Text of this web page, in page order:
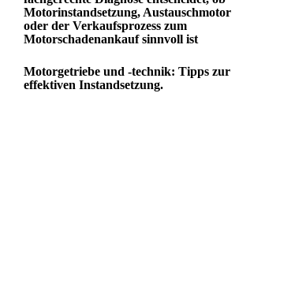
Motorinstandsetzung, Austauschmotor
oder der Verkaufsprozess zum
Motorschadenankauf sinnvoll ist
Motorgetriebe und -technik: Tipps zur
effektiven Instandsetzung.